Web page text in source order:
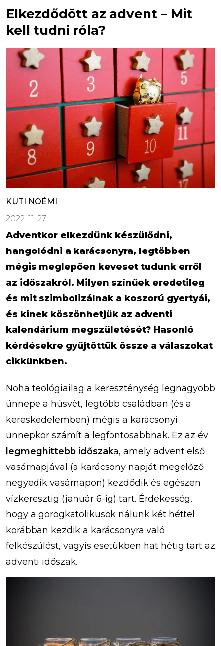
Elkezdődött az advent – Mit
kell tudni róla?
KUTI NOÉMI
2022. 11. 27.
Adventkor elkezdünk készülődni,
hangolódni a karácsonyra, legtöbben
mégis meglepően keveset tudunk erről
az időszakról. Milyen színűek eredetileg
és mit szimbolizálnak a koszorú gyertyái,
és kinek köszönhetjük az adventi
kalendárium megszületését? Hasonló
kérdésekre gyűjtöttük össze a válaszokat
cikkünkben.
Noha teológiailag a kereszténység legnagyobb
ünnepe a húsvét, legtöbb családban (és a
kereskedelemben) mégis a karácsonyi
ünnepkör számít a legfontosabbnak. Ez az év
legmeghittebb időszaka, amely advent első
vasárnapjával (a karácsony napját megelőző
negyedik vasárnapon) kezdődik és egészen
vízkeresztig (január 6-ig) tart. Érdekesség,
hogy a görögkatolikusok nálunk két héttel
korábban kezdik a karácsonyra való
felkészülést, vagyis esetükben hat hétig tart az
adventi időszak.